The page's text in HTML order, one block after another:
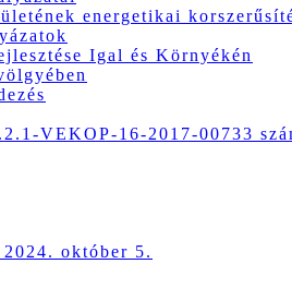
energetikai
Igal és Környékén
VEKOP-16-2017-00733
október 5.